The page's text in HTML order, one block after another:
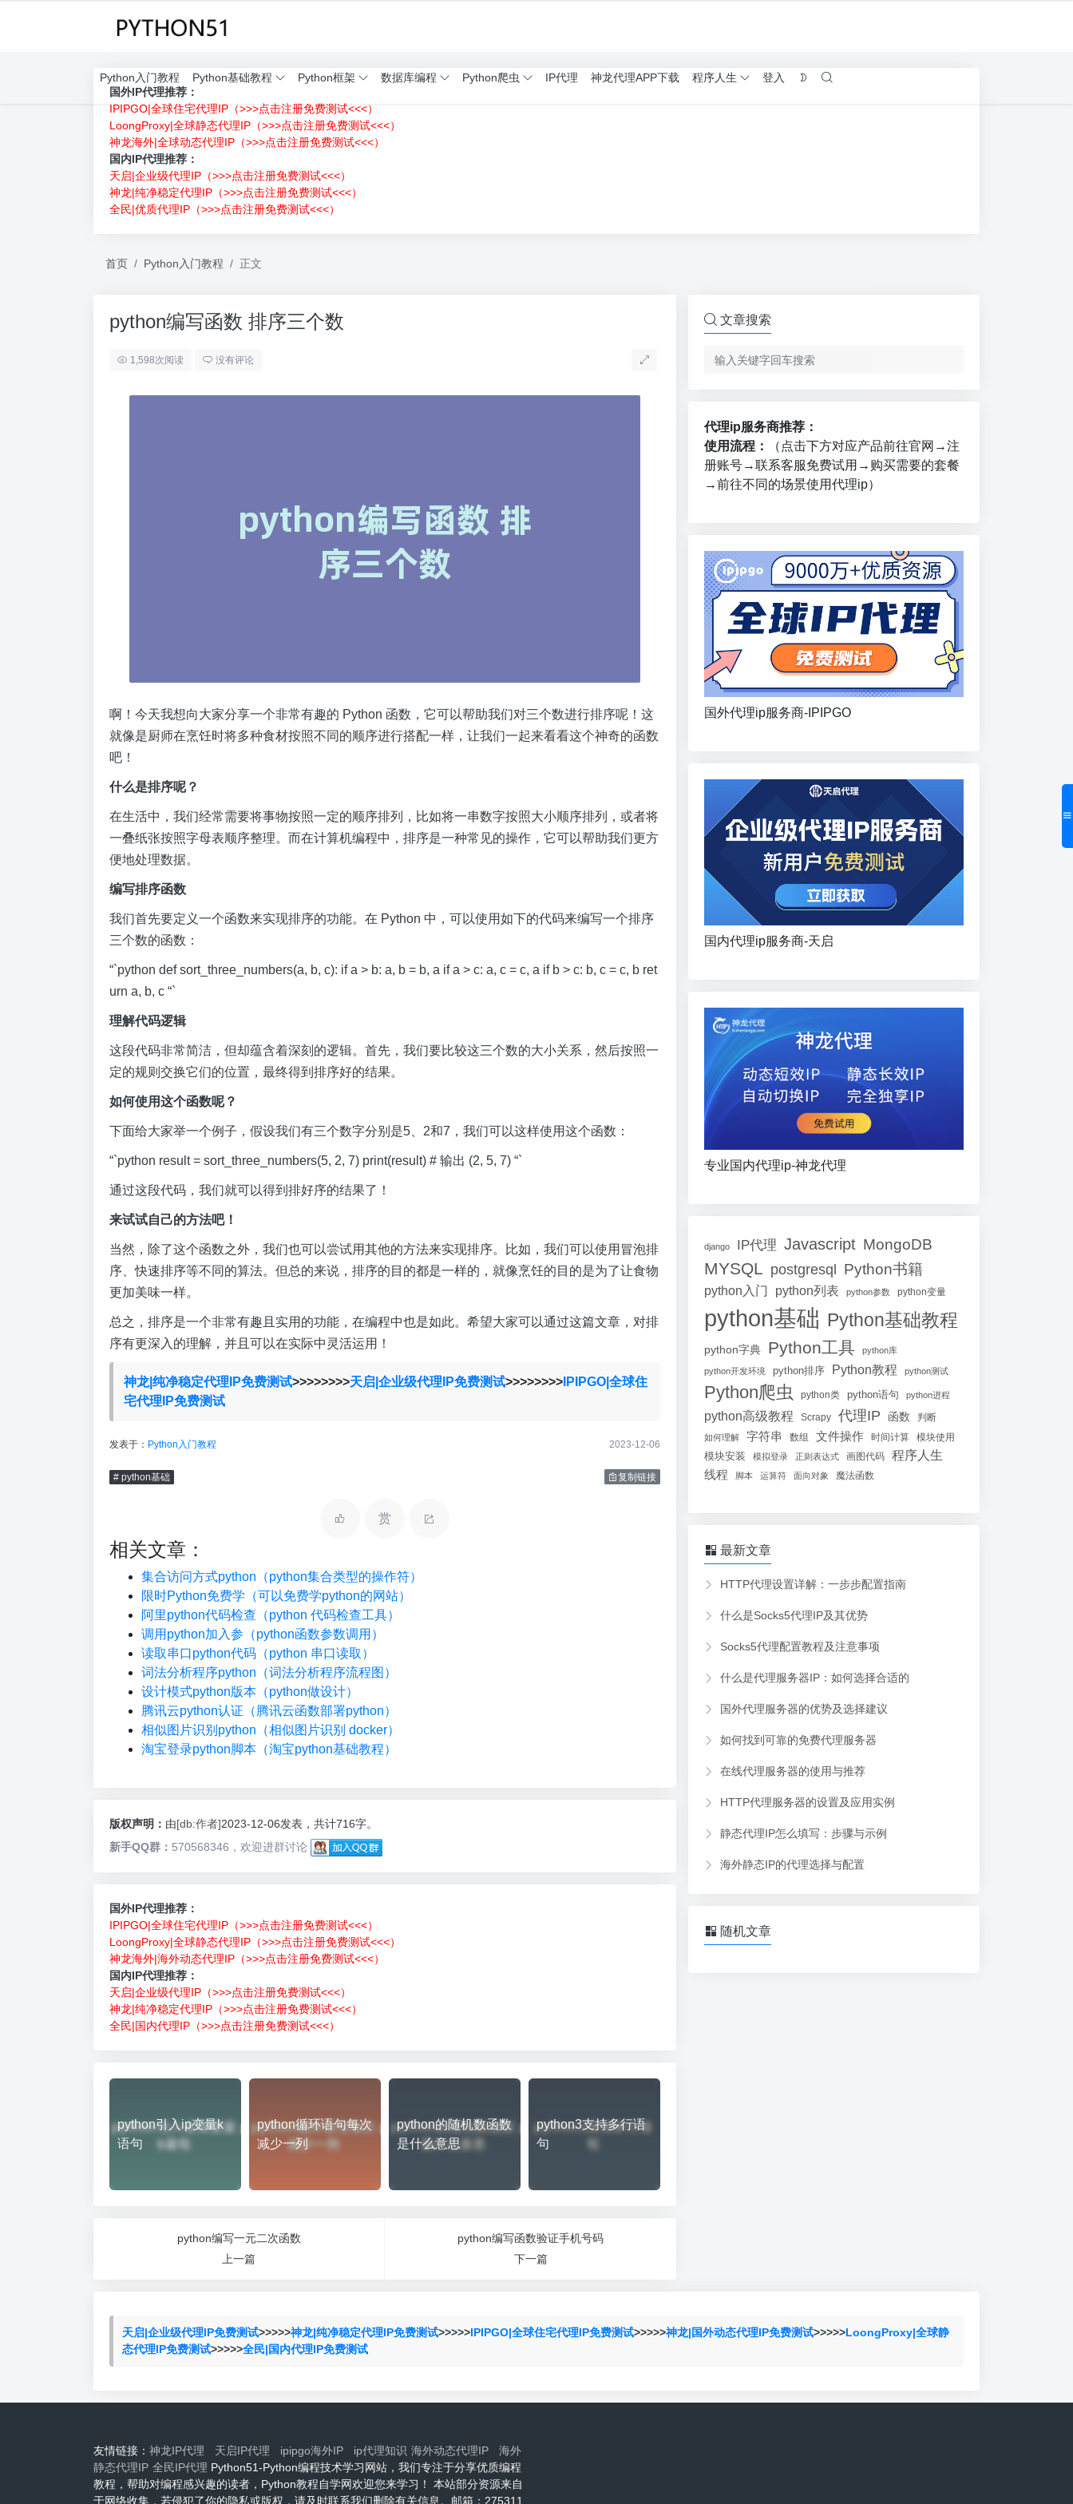
Python入门教程 Python基础教程 Python框架 数据库编程 Python爬虫 IP代理 神龙代理APP下载 程序人生
登入
国外IP代理推荐：
IPIPGO|全球住宅代理IP（>>>点击注册免费测试<<<）
LoongProxy|全球静态代理IP（>>>点击注册免费测试<<<）
神龙海外|全球动态代理IP（>>>点击注册免费测试<<<）
国内IP代理推荐：
天启|企业级代理IP（>>>点击注册免费测试<<<）
神龙|纯净稳定代理IP（>>>点击注册免费测试<<<）
全民|优质代理IP（>>>点击注册免费测试<<<）
首页 Python入门教程 正文
python编写函数 排序三个数
1,598次阅读 没有评论
啊！今天我想向大家分享一个非常有趣的 Python 函数，它可以帮助我们对三个数进行排序呢！这
就像是厨师在烹饪时将多种食材按照不同的顺序进行搭配一样，让我们一起来看看这个神奇的函数
吧！
什么是排序呢？
在生活中，我们经常需要将事物按照一定的顺序排列，比如将一串数字按照大小顺序排列，或者将
一叠纸张按照字母表顺序整理。而在计算机编程中，排序是一种常见的操作，它可以帮助我们更方
便地处理数据。
编写排序函数
我们首先要定义一个函数来实现排序的功能。在 Python 中，可以使用如下的代码来编写一个排序
三个数的函数：
“`python def sort_three_numbers(a, b, c): if a > b: a, b = b, a if a > c: a, c = c, a if b > c: b, c = c, b ret
urn a, b, c “`
理解代码逻辑
这段代码非常简洁，但却蕴含着深刻的逻辑。首先，我们要比较这三个数的大小关系，然后按照一
定的规则交换它们的位置，最终得到排序好的结果。
如何使用这个函数呢？
下面给大家举一个例子，假设我们有三个数字分别是5、2和7，我们可以这样使用这个函数：
“`python result = sort_three_numbers(5, 2, 7) print(result) # 输出 (2, 5, 7) “`
通过这段代码，我们就可以得到排好序的结果了！
来试试自己的方法吧！
当然，除了这个函数之外，我们也可以尝试用其他的方法来实现排序。比如，我们可以使用冒泡排
序、快速排序等不同的算法。但总的来说，排序的目的都是一样的，就像烹饪的目的是为了让食物
更加美味一样。
总之，排序是一个非常有趣且实用的功能，在编程中也是如此。希望大家可以通过这篇文章，对排
序有更深入的理解，并且可以在实际中灵活运用！
神龙|纯净稳定代理IP免费测试>>>>>>>>天启|企业级代理IP免费测试>>>>>>>>IPIPGO|全球住
宅代理IP免费测试
发表于： Python入门教程 2023-12-06
# python基础 复制链接
赏
相关文章：
集合访问方式python（python集合类型的操作符）
限时Python免费学（可以免费学python的网站）
阿里python代码检查（python 代码检查工具）
调用python加入参（python函数参数调用）
读取串口python代码（python 串口读取）
词法分析程序python（词法分析程序流程图）
设计模式python版本（python做设计）
腾讯云python认证（腾讯云函数部署python）
相似图片识别python（相似图片识别 docker）
淘宝登录python脚本（淘宝python基础教程）
版权声明： 由[db:作者]2023-12-06发表，共计716字。
新手QQ群： 570568346，欢迎进群讨论
国外IP代理推荐：
IPIPGO|全球住宅代理IP（>>>点击注册免费测试<<<）
LoongProxy|全球静态代理IP（>>>点击注册免费测试<<<）
神龙海外|海外动态代理IP（>>>点击注册免费测试<<<）
国内IP代理推荐：
天启|企业级代理IP（>>>点击注册免费测试<<<）
神龙|纯净稳定代理IP（>>>点击注册免费测试<<<）
全民|国内代理IP（>>>点击注册免费测试<<<）
python引入ip变量k
语句
python循环语句每次
减少一列
python的随机数函数
是什么意思
python3支持多行语
句
python编写一元二次函数
上一篇
python编写函数验证手机号码
下一篇
文章搜索
代理ip服务商推荐：
使用流程：
（点击下方对应产品前往官网→注
册账号→联系客服免费试用→购买需要的套餐
→前往不同的场景使用代理ip）
国外代理ip服务商-IPIPGO
国内代理ip服务商-天启
专业国内代理ip-神龙代理
django IP代理 Javascript MongoDB
MYSQL postgresql Python书籍
python入门 python列表 python参数 python变量
python基础 Python基础教程
python字典 Python工具 python库
python开发环境 python排序 Python教程 python测试
Python爬虫 python类 python语句 python进程
python高级教程 Scrapy 代理IP 函数 判断
如何理解 字符串 数组 文件操作 时间计算 模块使用
模块安装 模拟登录 正则表达式 画图代码 程序人生
线程 脚本 运算符 面向对象 魔法函数
最新文章
HTTP代理设置详解：一步步配置指南
什么是Socks5代理IP及其优势
Socks5代理配置教程及注意事项
什么是代理服务器IP：如何选择合适的
国外代理服务器的优势及选择建议
如何找到可靠的免费代理服务器
在线代理服务器的使用与推荐
HTTP代理服务器的设置及应用实例
静态代理IP怎么填写：步骤与示例
海外静态IP的代理选择与配置
随机文章
天启|企业级代理IP免费测试>>>>>神龙|纯净稳定代理IP免费测试>>>>>IPIPGO|全球住宅代理IP免费测试>>>>>神龙|国外动态代理IP免费测试>>>>>LoongProxy|全球静
态代理IP免费测试>>>>>全民|国内代理IP免费测试
友情链接： 神龙IP代理 天启IP代理 ipipgo海外IP ip代理知识 海外动态代理IP
海外
静态代理IP 全民IP代理 Python51-Python编程技术学习网站，我们专注于分享优质编程
教程，帮助对编程感兴趣的读者，Python教程自学网欢迎您来学习！ 本站部分资源来自
于网络收集，若侵犯了你的隐私或版权，请及时联系我们删除有关信息。邮箱：275311